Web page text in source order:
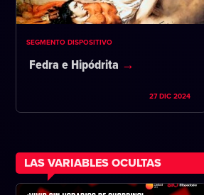
SEGMENTO DISPOSITIVO
Fedra e Hipódrita
27 DIC 2024
LAS VARIABLES OCULTAS